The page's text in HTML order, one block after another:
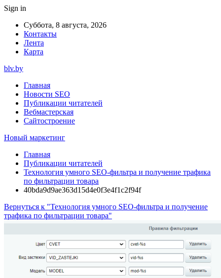
Sign in
Суббота, 8 августа, 2026
Контакты
Лента
Карта
blv.by
Главная
Новости SEO
Публикации читателей
Вебмастерская
Сайтостроение
Новый маркетинг
Главная
Публикации читателей
Технология умного SEO-фильтра и получение трафика
по фильтрации товара
40bda9d9ae363d15d4e0f3e4f1c2f94f
Вернуться к "Технология умного SEO-фильтра и получение
трафика по фильтрации товара"